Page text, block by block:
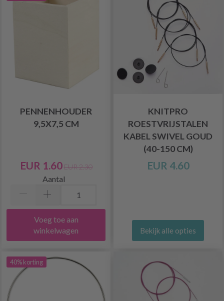
PENNENHOUDER
9,5X7,5 CM
EUR 1.60 EUR 2.30
Aantal
Voeg toe aan
winkelwagen
KNITPRO
ROESTVRIJSTALEN
KABEL SWIVEL GOUD
(40-150 CM)
EUR 4.60
Bekijk alle opties
40% korting